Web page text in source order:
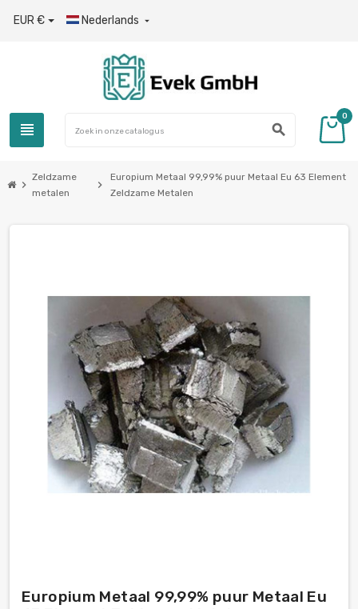
EUR € Nederlands 
view_headline search
0
chevron_right
Zeldzame
metalen
chevron_right
Europium Metaal 99,99% puur Metaal Eu 63 Element
Zeldzame Metalen
Europium Metaal 99,99% puur Metaal Eu